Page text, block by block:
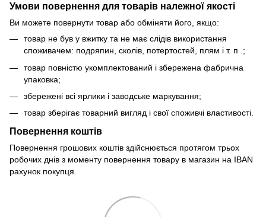
Умови повернення для товарів належної якості
Ви можете повернути товар або обміняти його, якщо:
товар не був у вжитку та не має слідів використання
споживачем: подряпин, сколів, потертостей, плям і т. п .;
товар повністю укомплектований і збережена фабрична
упаковка;
збережені всі ярлики і заводське маркування;
товар зберігає товарний вигляд і свої споживчі властивості.
Повернення коштів
Повернення грошових коштів здійснюється протягом трьох
робочих днів з моменту повернення товару в магазин на IBAN
рахунок покупця.